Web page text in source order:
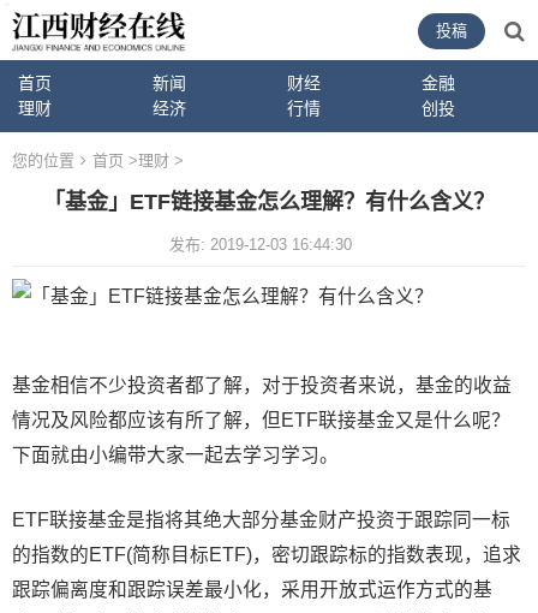
首页 新闻 财经
金融
理财
经济 行情 创投
投稿
您的位置 首页 >理财 >
「基金」ETF链接基金怎么理解？有什么含义？
发布: 2019-12-03 16:44:30
基金相信不少投资者都了解，对于投资者来说，基金的收益
情况及风险都应该有所了解，但ETF联接基金又是什么呢？
下面就由小编带大家一起去学习学习。
ETF联接基金是指将其绝大部分基金财产投资于跟踪同一标
的指数的ETF(简称目标ETF)，密切跟踪标的指数表现，追求
跟踪偏离度和跟踪误差最小化，采用开放式运作方式的基